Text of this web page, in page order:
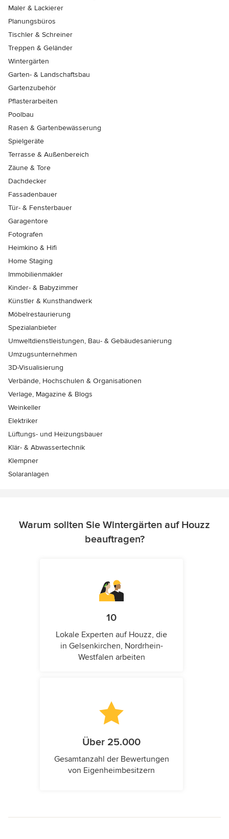
Maler & Lackierer
Planungsbüros
Tischler & Schreiner
Treppen & Geländer
Wintergärten
Garten- & Landschaftsbau
Gartenzubehör
Pflasterarbeiten
Poolbau
Rasen & Gartenbewässerung
Spielgeräte
Terrasse & Außenbereich
Zäune & Tore
Dachdecker
Fassadenbauer
Tür- & Fensterbauer
Garagentore
Fotografen
Heimkino & Hifi
Home Staging
Immobilienmakler
Kinder- & Babyzimmer
Künstler & Kunsthandwerk
Möbelrestaurierung
Spezialanbieter
Umweltdienstleistungen, Bau- & Gebäudesanierung
Umzugsunternehmen
3D-Visualisierung
Verbände, Hochschulen & Organisationen
Verlage, Magazine & Blogs
Weinkeller
Elektriker
Lüftungs- und Heizungsbauer
Klär- & Abwassertechnik
Klempner
Solaranlagen
Warum sollten Sie Wintergärten auf Houzz
beauftragen?
10
Lokale Experten auf Houzz, die
in Gelsenkirchen, Nordrhein-
Westfalen arbeiten
Über 25.000
Gesamtanzahl der Bewertungen
von Eigenheimbesitzern